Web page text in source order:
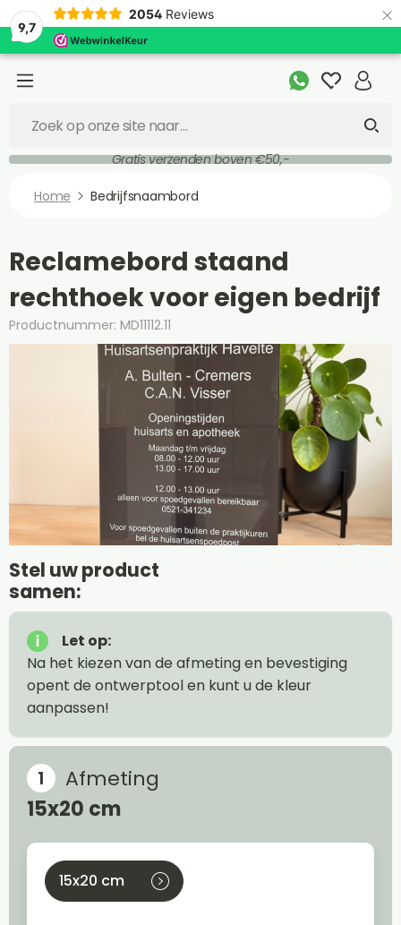
9,7
2054 Reviews ×
Gratis verzenden boven €50,-
Home Bedrijfsnaambord
Reclamebord staand
rechthoek voor eigen bedrijf
Productnummer: MD11112.11
Stel uw product
samen:
Let op:
Na het kiezen van de afmeting en bevestiging
opent de ontwerptool en kunt u de kleur
aanpassen!
Afmeting
15x20 cm
15x20 cm